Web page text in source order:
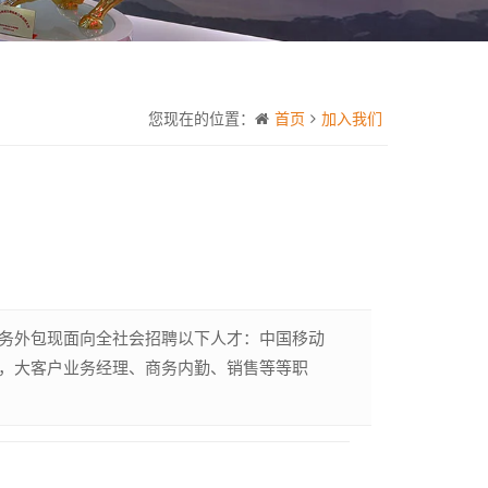
您现在的位置： 首页 加入我们
外包现面向全社会招聘以下人才：中国移动
大客户业务经理、商务内勤、销售等等职